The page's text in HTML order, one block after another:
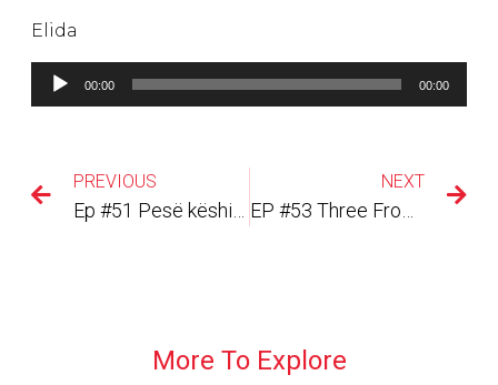
Elida
Lojtës
Audiosh
00:00 00:00
PREVIOUS NEXT
More To Explore